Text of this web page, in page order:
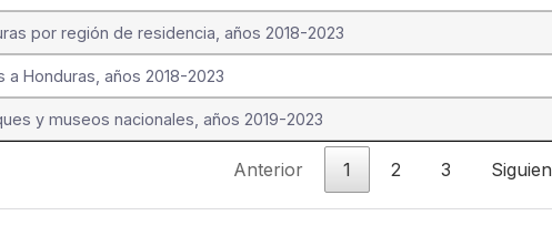
por región de residencia, años 2018-2023
Honduras, años 2018-2023
y museos nacionales, años 2019-2023
Anterior 1 2 3